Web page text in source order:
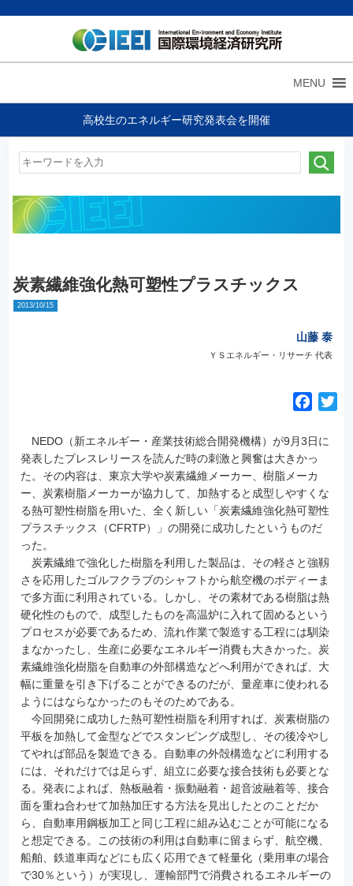
MENU
高校生のエネルギー研究発表会を開催
炭素繊維強化熱可塑性プラスチックス
2013/10/15
山藤 泰
ＹＳエネルギー・リサーチ 代表
c
e
b
o
o
k
NEDO（新エネルギー・産業技術総合開発機構）が9月3日に
発表したプレスレリースを読んだ時の刺激と興奮は大きかっ
た。その内容は、東京大学や炭素繊維メーカー、樹脂メーカ
ー、炭素樹脂メーカーが協力して、加熱すると成型しやすくな
る熱可塑性樹脂を用いた、全く新しい「炭素繊維強化熱可塑性
プラスチックス（CFRTP）」の開発に成功したというものだ
った。
炭素繊維で強化した樹脂を利用した製品は、その軽さと強靱
さを応用したゴルフクラブのシャフトから航空機のボディーま
で多方面に利用されている。しかし、その素材である樹脂は熱
硬化性のもので、成型したものを高温炉に入れて固めるという
プロセスが必要であるため、流れ作業で製造する工程には馴染
まなかったし、生産に必要なエネルギー消費も大きかった。炭
素繊維強化樹脂を自動車の外部構造などへ利用ができれば、大
幅に重量を引き下げることができるのだが、量産車に使われる
ようにはならなかったのもそのためである。
今回開発に成功した熱可塑性樹脂を利用すれば、炭素樹脂の
平板を加熱して金型などでスタンピング成型し、その後冷やし
てやれば部品を製造できる。自動車の外殻構造などに利用する
には、それだけでは足らず、組立に必要な接合技術も必要とな
る。発表によれば、熱板融着・振動融着・超音波融着等、接合
面を重ね合わせて加熱加圧する方法を見出したとのことだか
ら、自動車用鋼板加工と同じ工程に組み込むことが可能になる
と想定できる。この技術の利用は自動車に留まらず、航空機、
船舶、鉄道車両などにも広く応用できて軽量化（乗用車の場合
で30％という）が実現し、運輸部門で消費されるエネルギーの